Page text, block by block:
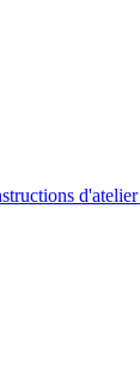
d'atelier